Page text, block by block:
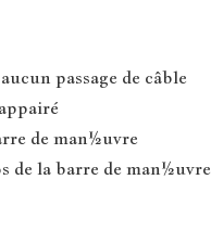
passage de câble
de man½uvre
de la barre de man½uvre